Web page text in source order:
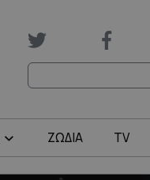
ΖΩΔΙΑ TV